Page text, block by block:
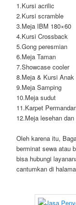
1.Kursi acrilic
2.Kursi scramble
3.Meja IBM 180×60
4.Kursi Crossback
5.Gong peresmian
6.Meja Taman
7.Showcase cooler
8.Meja & Kursi Anak
9.Meja Samping
10.Meja sudut
11.Karpet
12.Meja lesehan
Oleh karena itu,
berminat sewa atau
bisa hubungi
cantumkan di